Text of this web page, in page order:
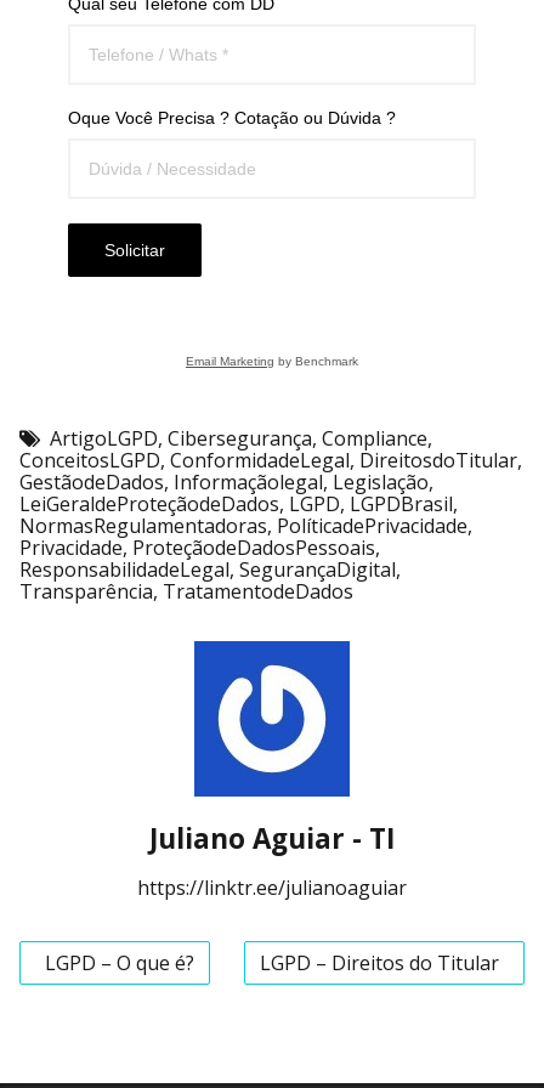
Oque Você Precisa ? Cotação ou Dúvida ?
Solicitar
Email Marketing by Benchmark
ArtigoLGPD, Cibersegurança, Compliance,
ConceitosLGPD, ConformidadeLegal, DireitosdoTitular,
GestãodeDados, Informaçãolegal, Legislação,
LeiGeraldeProteçãodeDados, LGPD, LGPDBrasil,
NormasRegulamentadoras, PolíticadePrivacidade,
Privacidade, ProteçãodeDadosPessoais,
ResponsabilidadeLegal, SegurançaDigital,
Transparência, TratamentodeDados
Juliano Aguiar - TI
https://linktr.ee/julianoaguiar
LGPD – O que é? LGPD – Direitos do Titular